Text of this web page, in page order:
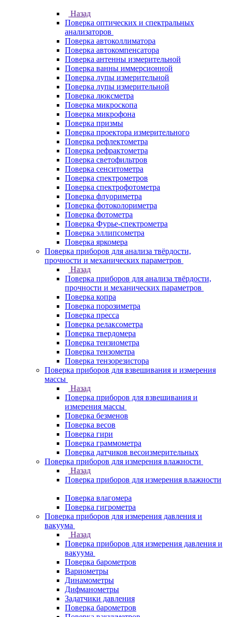
Назад
Поверка оптических и спектральных
анализаторов
Поверка автоколлиматора
Поверка автокомпенсатора
Поверка антенны измерительной
Поверка ванны иммерсионной
Поверка лупы измерительной
Поверка лупы измерительной
Поверка люксметра
Поверка микроскопа
Поверка микрофона
Поверка призмы
Поверка проектора измерительного
Поверка рефлектометра
Поверка рефрактометра
Поверка светофильтров
Поверка сенситометра
Поверка спектрометров
Поверка спектрофотометра
Поверка флуориметра
Поверка фотоколориметра
Поверка фотометра
Поверка Фурье-спектрометра
Поверка эллипсометра
Поверка яркомера
Поверка приборов для анализа твёрдости,
прочности и механических параметров
Назад
Поверка приборов для анализа твёрдости,
прочности и механических параметров
Поверка копра
Поверка порозиметра
Поверка пресса
Поверка релаксометра
Поверка твердомера
Поверка тензиометра
Поверка тензометра
Поверка тензорезистора
Поверка приборов для взвешивания и измерения
массы
Назад
Поверка приборов для взвешивания и
измерения массы
Поверка безменов
Поверка весов
Поверка гири
Поверка граммометра
Поверка датчиков весоизмерительных
Поверка приборов для измерения влажности
Назад
Поверка приборов для измерения влажности
Поверка влагомера
Поверка гигрометра
Поверка приборов для измерения давления и
вакуума
Назад
Поверка приборов для измерения давления и
вакуума
Поверка барометров
Вариометры
Динамометры
Дифманометры
Задатчики давления
Поверка барометров